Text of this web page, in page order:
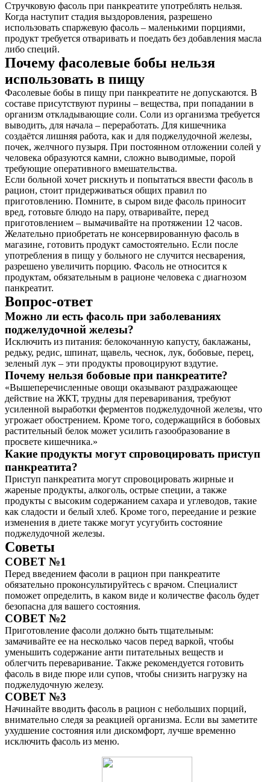
Стручковую фасоль при панкреатите употреблять нельзя.
Когда наступит стадия выздоровления, разрешено
использовать спаржевую фасоль – маленькими порциями,
продукт требуется отваривать и поедать без добавления масла
либо специй.
Почему фасолевые бобы нельзя
использовать в пищу
Фасолевые бобы в пищу при панкреатите не допускаются. В
составе присутствуют пурины – вещества, при попадании в
организм откладывающие соли. Соли из организма требуется
выводить, для начала – переработать. Для кишечника
создаётся лишняя работа, как и для поджелудочной железы,
почек, желчного пузыря. При постоянном отложении солей у
человека образуются камни, сложно выводимые, порой
требующие оперативного вмешательства.
Если больной хочет рискнуть и попытаться ввести фасоль в
рацион, стоит придерживаться общих правил по
приготовлению. Помните, в сыром виде фасоль приносит
вред, готовьте блюдо на пару, отваривайте, перед
приготовлением – вымачивайте на протяжении 12 часов.
Желательно приобретать не консервированную фасоль в
магазине, готовить продукт самостоятельно. Если после
употребления в пищу у больного не случится несварения,
разрешено увеличить порцию. Фасоль не относится к
продуктам, обязательным в рационе человека с диагнозом
панкреатит.
Вопрос-ответ
Можно ли есть фасоль при заболеваниях
поджелудочной железы?
Исключить из питания: белокочанную капусту, баклажаны,
редьку, редис, шпинат, щавель, чеснок, лук, бобовые, перец,
зеленый лук – эти продукты провоцируют вздутие.
Почему нельзя бобовые при панкреатите?
«Вышеперечисленные овощи оказывают раздражающее
действие на ЖКТ, трудны для переваривания, требуют
усиленной выработки ферментов поджелудочной железы, что
угрожает обострением. Кроме того, содержащийся в бобовых
растительный белок может усилить газообразование в
просвете кишечника.»
Какие продукты могут спровоцировать приступ
панкреатита?
Приступ панкреатита могут спровоцировать жирные и
жареные продукты, алкоголь, острые специи, а также
продукты с высоким содержанием сахара и углеводов, такие
как сладости и белый хлеб. Кроме того, переедание и резкие
изменения в диете также могут усугубить состояние
поджелудочной железы.
Советы
СОВЕТ №1
Перед введением фасоли в рацион при панкреатите
обязательно проконсультируйтесь с врачом. Специалист
поможет определить, в каком виде и количестве фасоль будет
безопасна для вашего состояния.
СОВЕТ №2
Приготовление фасоли должно быть тщательным:
замачивайте ее на несколько часов перед варкой, чтобы
уменьшить содержание анти питательных веществ и
облегчить переваривание. Также рекомендуется готовить
фасоль в виде пюре или супов, чтобы снизить нагрузку на
поджелудочную железу.
СОВЕТ №3
Начинайте вводить фасоль в рацион с небольших порций,
внимательно следя за реакцией организма. Если вы заметите
ухудшение состояния или дискомфорт, лучше временно
исключить фасоль из меню.